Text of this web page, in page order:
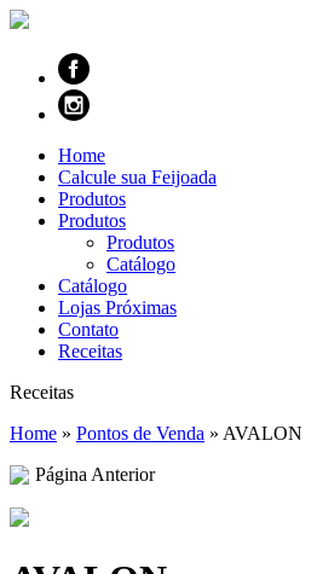
Home
Calcule sua Feijoada
Produtos
Produtos
Produtos
Catálogo
Catálogo
Lojas Próximas
Contato
Receitas
Receitas
Home » Pontos de Venda » AVALON
Página Anterior